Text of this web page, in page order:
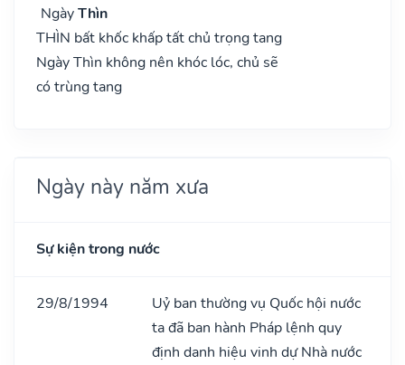
NgàyThìn
THÌN bất khốc khấp tất chủ trọng tang
Ngày Thìn không nên khóc lóc, chủ sẽ
có trùng tang
Ngày này năm xưa
Sự kiện trong nước
29/8/1994
Uỷ ban thường vụ Quốc hội nước
ta đã ban hành Pháp lệnh quy
định danh hiệu vinh dự Nhà nước